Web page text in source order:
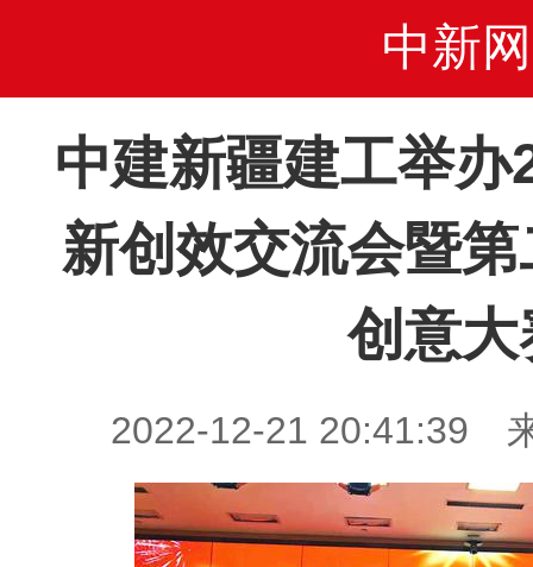
中新网
中建新疆建工举
新创效交流会暨
创意大
2022-12-21 20:41:39